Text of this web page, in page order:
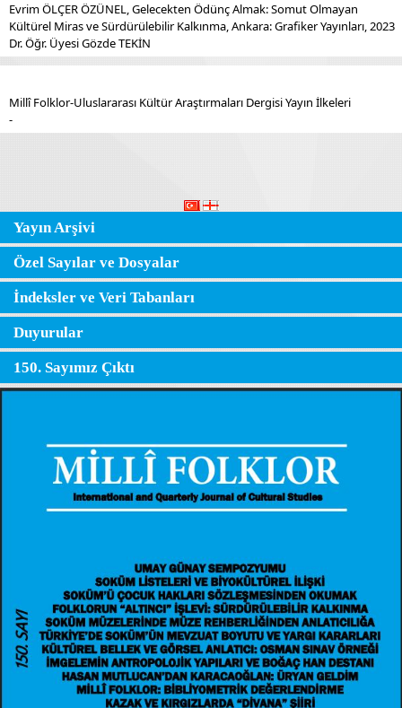
Evrim ÖLÇER ÖZÜNEL, Gelecekten Ödünç Almak: Somut Olmayan
Kültürel Miras ve Sürdürülebilir Kalkınma, Ankara: Grafiker Yayınları, 2023
Dr. Öğr. Üyesi Gözde TEKİN
Millî Folklor-Uluslararası Kültür Araştırmaları Dergisi Yayın İlkeleri
-
Yayın Arşivi
Özel Sayılar ve Dosyalar
İndeksler ve Veri Tabanları
Duyurular
150. Sayımız Çıktı